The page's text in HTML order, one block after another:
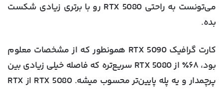
می‌تونست به راحتی RTX 5080 رو با برتری زیادی شکست
بده.
کارت گرافیک RTX 5090 همونطور که از مشخصات معلوم
بود، ۶۸٪ از RTX 5080 سریع‌تره که فاصله خیلی زیادی بین
پرچمدار و یه پله پایین‌تر محسوب میشه. RTX 5080 از RTX